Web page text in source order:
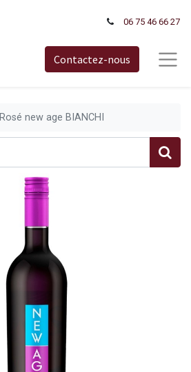
06 75 46 66​ 27
Contactez-nous
Rosé new age BIANCHI